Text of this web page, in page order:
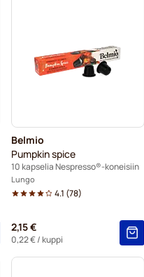
Belmio
Pumpkin spice
10 kapselia Nespresso®-koneisiin
Lungo
4.1 (78)
2,15 €
0,22 €/ kuppi